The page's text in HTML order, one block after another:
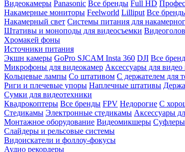
Видеокамеры Panasonic Все бренды Full HD
Накамерные мониторы Feelworld Lilliput Все
Накамерный свет Системы питания для
Штативы и моноподы для видеосъемки
Хромакей фоны
Источники питания
Экшн камеры GoPro SJCAM Insta 360 DJI Все
Микрофоны для видеокамер Аксессуары для
Кольцевые лампы Со штативом C держателем для
Риги и плечевые упоры Наплечные штативы
Сумки для видеотехники
Квадрокоптеры Все бренды FPV Недорогие С
Стедикамы Электронные стедикамы Аксессуары
Монтажное оборудование Видеомикшеры Суфлеры
Слайдеры и рельсовые системы
Видоискатели и фоллоу-фокусы
Аудио рекордеры